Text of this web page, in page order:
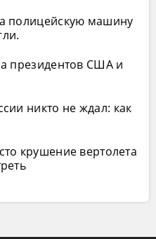
полицейскую машину
президентов США и
никто не ждал: как
крушение вертолета